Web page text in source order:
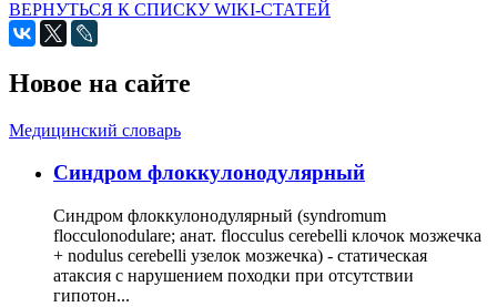
ВЕРНУТЬСЯ К СПИСКУ WIKI-СТАТЕЙ
Новое на сайте
Медицинский словарь
Cиндром флоккулонодулярный
Синдром флоккулонодулярный (syndromum
flocculonodulare; анат. flocculus cerebelli клочок мозжечка
+ nodulus cerebelli узелок мозжечка) - статическая
атаксия с нарушением походки при отсутствии
гипотон...